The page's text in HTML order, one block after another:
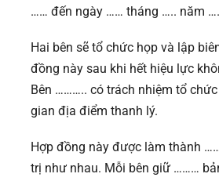
…… đến ngày …… tháng ….. năm
Hai bên sẽ tổ chức họp và lập
đồng này sau khi hết hiệu lực
Bên ……….. có trách nhiệm tổ
gian địa điểm thanh lý.
Hợp đồng này được làm thành
trị như nhau. Mỗi bên giữ ………